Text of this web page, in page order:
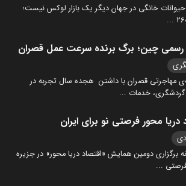
خانگی در جهان دیگر یک بازار لوکس نیست؛
...
رسمی چین؛ برگ برنده سرعت عمل قصران
مهاجرتی قصران با داشتن هجده سال تجربه در
خدمات ...
دریا محور فرصتی نو برای ایران
برگزاری دومین همایش «اقتصاد دریا محور» در جزیره
...